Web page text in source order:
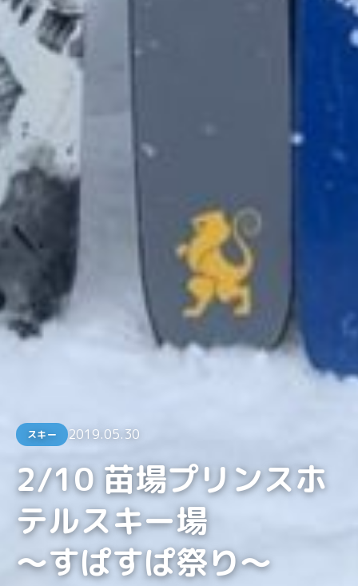
スキー 2019.05.30
2/10 苗場プリンスホ
テルスキー場
〜すぱすぱ祭り〜